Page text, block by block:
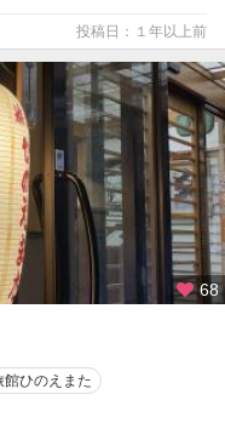
投稿日：１年以上前
68
館ひのえまた